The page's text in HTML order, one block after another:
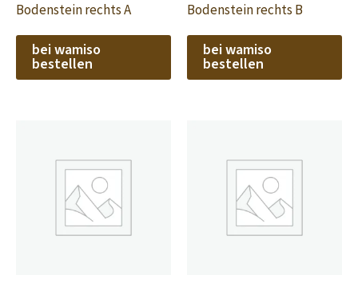
Bodenstein rechts A
bei wamiso
bestellen
Bodenstein rechts B
bei wamiso
bestellen